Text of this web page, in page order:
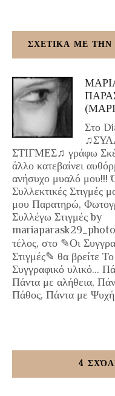
ΣΧΕΤΙΚΑ ΜΕ
Στο
ΣΤΙΓΜΕΣ♫ γράφω
άλλο κατεβαίνει
ανήσυχο μυαλό μου!!!
Συλλεκτικές Στιγμές
μου Παρατηρώ,
Συλλέγω Στιγμές by
τέλος, στο ✎Οι
Στιγμές✎ θα βρείτε
Συγγραφικό υλικό...
Πάντα με αλήθεια,
Πάθος, Πάντα με Ψυχή
4